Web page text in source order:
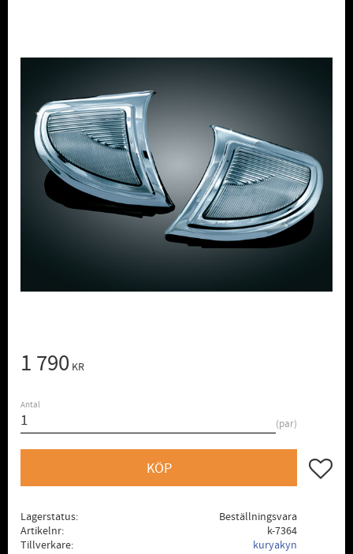
1 790 KR
Antal
par
KÖP Lägg
Lagerstatus
Beställningsvara
Artikelnr
k-7364
Tillverkare
kuryakyn